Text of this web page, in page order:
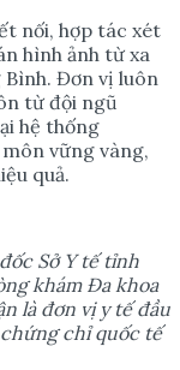
nối, hợp tác xét
hình ảnh từ xa
Bình. Đơn vị luôn
từ đội ngũ
hệ thống
vững vàng,
quả.
Sở Y tế tỉnh
khám Đa khoa
là đơn vị y tế đầu
chỉ quốc tế